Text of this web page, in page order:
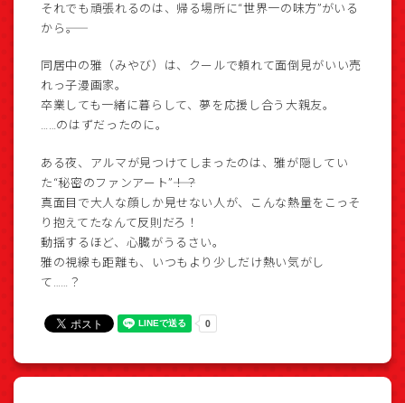
それでも頑張れるのは、帰る場所に“世界一の味方”がいる
から――。
同居中の雅（みやび）は、クールで頼れて面倒見がいい売
れっ子漫画家。
卒業しても一緒に暮らして、夢を応援し合う大親友。
……のはずだったのに。
ある夜、アルマが見つけてしまったのは、雅が隠してい
た“秘密のファンアート”――！？
真面目で大人な顔しか見せない人が、こんな熱量をこっそ
り抱えてたなんて反則だろ！
動揺するほど、心臓がうるさい。
雅の視線も距離も、いつもより少しだけ熱い気がし
て……？